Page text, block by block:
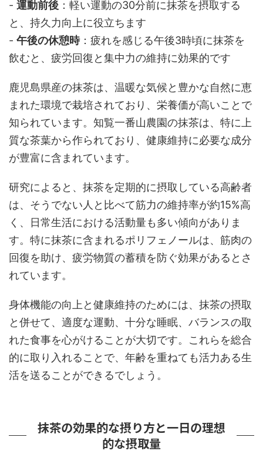
- 運動前後 ：軽い運動の30分前に抹茶を摂取する
と、持久力向上に役立ちます
- 午後の休憩時：疲れを感じる午後3時頃に抹茶を
飲むと、疲労回復と集中力の維持に効果的です
鹿児島県産の抹茶は、温暖な気候と豊かな自然に恵
まれた環境で栽培されており、栄養価が高いことで
知られています。知覧一番山農園の抹茶は、特に上
質な茶葉から作られており、健康維持に必要な成分
が豊富に含まれています。
研究によると、抹茶を定期的に摂取している高齢者
は、そうでない人と比べて筋力の維持率が約15%高
く、日常生活における活動量も多い傾向がありま
す。特に抹茶に含まれるポリフェノールは、筋肉の
回復を助け、疲労物質の蓄積を防ぐ効果があるとさ
れています。
身体機能の向上と健康維持のためには、抹茶の摂取
と併せて、適度な運動、十分な睡眠、バランスの取
れた食事を心がけることが大切です。これらを総合
的に取り入れることで、年齢を重ねても活力ある生
活を送ることができるでしょう。
抹茶の効果的な摂り方と一日の理想
的な摂取量